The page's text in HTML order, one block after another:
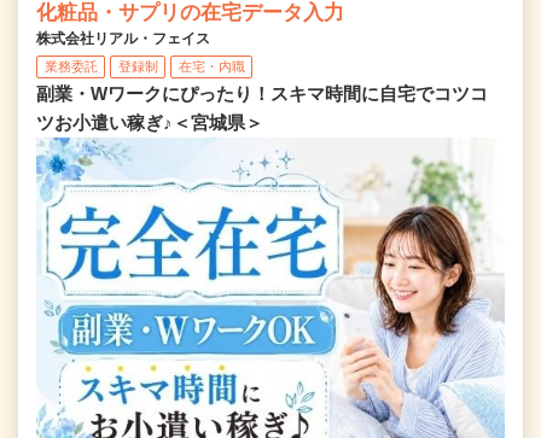
化粧品・サプリの在宅データ入力
株式会社リアル・フェイス
業務委託 登録制 在宅・内職
副業・Wワークにぴったり！スキマ時間に自宅でコツコ
ツお小遣い稼ぎ♪＜宮城県＞